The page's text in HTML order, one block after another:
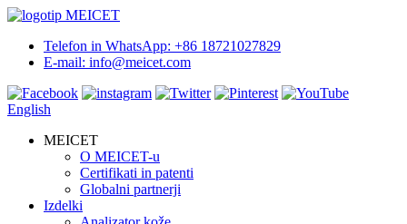
Telefon in WhatsApp: +86 18721027829
E-mail: info@meicet.com
English
MEICET
O MEICET-u
Certifikati in patenti
Globalni partnerji
Izdelki